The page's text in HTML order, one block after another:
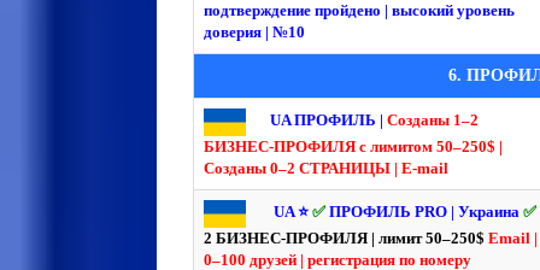
подтверждение пройдено | высокий уровень
доверия | №10
6.
UA ПРОФИЛЬ | Созданы 1–2
БИЗНЕС-ПРОФИЛЯ с лимитом 50–250$ |
Созданы 0–2 СТРАНИЦЫ | E-mail
UA ⭐️ ✅ ПРОФИЛЬ PRO | Украина ✅
2 БИЗНЕС-ПРОФИЛЯ | лимит 50–250$ Email |
0–100 друзей | регистрация по номеру